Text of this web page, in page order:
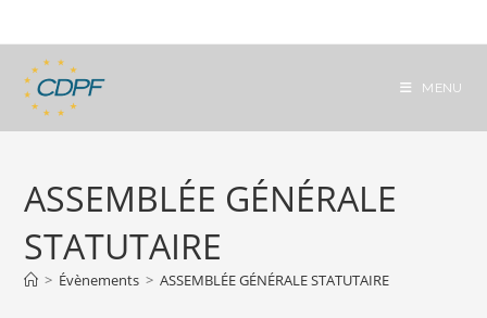
to
content
MENU
ASSEMBLÉE GÉNÉRALE
STATUTAIRE
> Évènements > ASSEMBLÉE GÉNÉRALE STATUTAIRE